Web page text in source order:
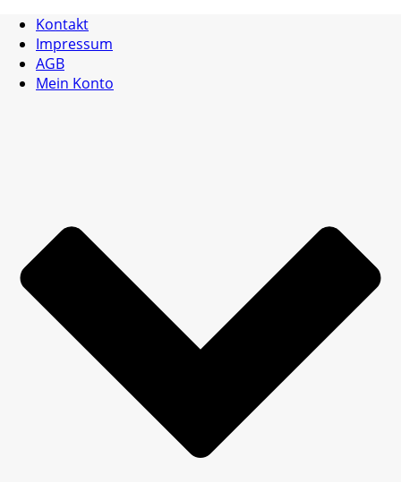
Kontakt
Impressum
AGB
Mein Konto